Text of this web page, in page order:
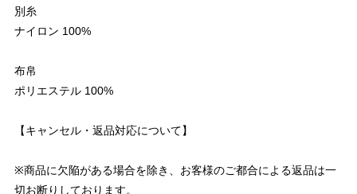
別糸
ナイロン 100%
布帛
ポリエステル 100%
【キャンセル・返品対応について】
※商品に欠陥がある場合を除き、お客様のご都合による返品は一
切お断りしております。